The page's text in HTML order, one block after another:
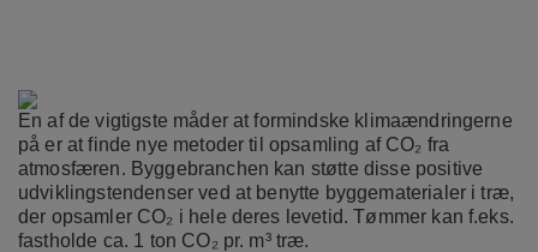
En af de vigtigste måder at formindske klimaændringerne
på er at finde nye metoder til opsamling af CO₂ fra
atmosfæren. Byggebranchen kan støtte disse positive
udviklingstendenser ved at benytte byggematerialer i træ,
der opsamler CO₂ i hele deres levetid. Tømmer kan f.eks.
fastholde ca. 1 ton CO₂ pr. m³ træ.